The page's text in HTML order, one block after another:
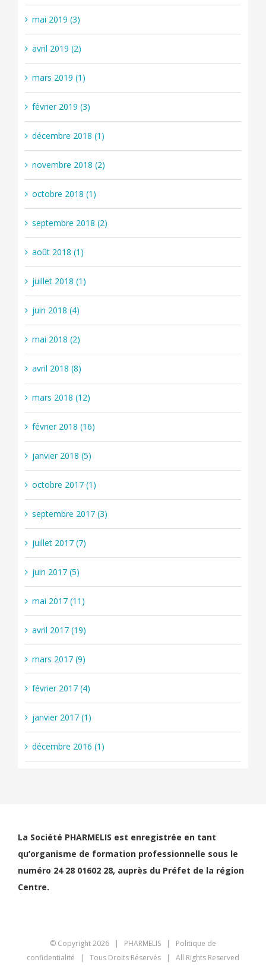
mai 2019 (3)
avril 2019 (2)
mars 2019 (1)
février 2019 (3)
décembre 2018 (1)
novembre 2018 (2)
octobre 2018 (1)
septembre 2018 (2)
août 2018 (1)
juillet 2018 (1)
juin 2018 (4)
mai 2018 (2)
avril 2018 (8)
mars 2018 (12)
février 2018 (16)
janvier 2018 (5)
octobre 2017 (1)
septembre 2017 (3)
juillet 2017 (7)
juin 2017 (5)
mai 2017 (11)
avril 2017 (19)
mars 2017 (9)
février 2017 (4)
janvier 2017 (1)
décembre 2016 (1)
La Société PHARMELIS est enregistrée en tant
qu’organisme de formation professionnelle sous le
numéro 24 28 01602 28, auprès du Préfet de la région
Centre.
© Copyright2026 | PHARMELIS | Politique de
confidentialité | Tous Droits Réservés | All Rights Reserved